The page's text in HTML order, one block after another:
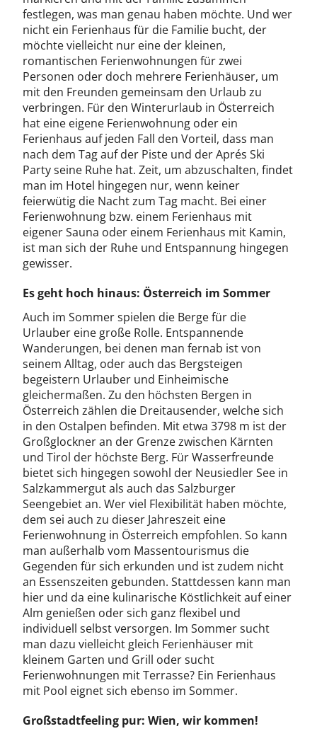
festlegen, was man genau haben möchte. Und wer
nicht ein Ferienhaus für die Familie bucht, der
möchte vielleicht nur eine der kleinen,
romantischen Ferienwohnungen für zwei
Personen oder doch mehrere Ferienhäuser, um
mit den Freunden gemeinsam den Urlaub zu
verbringen. Für den Winterurlaub in Österreich
hat eine eigene Ferienwohnung oder ein
Ferienhaus auf jeden Fall den Vorteil, dass man
nach dem Tag auf der Piste und der Aprés Ski
Party seine Ruhe hat. Zeit, um abzuschalten, findet
man im Hotel hingegen nur, wenn keiner
feierwütig die Nacht zum Tag macht. Bei einer
Ferienwohnung bzw. einem Ferienhaus mit
eigener Sauna oder einem Ferienhaus mit Kamin,
ist man sich der Ruhe und Entspannung hingegen
gewisser.
Es geht hoch hinaus: Österreich im Sommer
Auch im Sommer spielen die Berge für die
Urlauber eine große Rolle. Entspannende
Wanderungen, bei denen man fernab ist von
seinem Alltag, oder auch das Bergsteigen
begeistern Urlauber und Einheimische
gleichermaßen. Zu den höchsten Bergen in
Österreich zählen die Dreitausender, welche sich
in den Ostalpen befinden. Mit etwa 3798 m ist der
Großglockner an der Grenze zwischen Kärnten
und Tirol der höchste Berg. Für Wasserfreunde
bietet sich hingegen sowohl der Neusiedler See in
Salzkammergut als auch das Salzburger
Seengebiet an. Wer viel Flexibilität haben möchte,
dem sei auch zu dieser Jahreszeit eine
Ferienwohnung in Österreich empfohlen. So kann
man außerhalb vom Massentourismus die
Gegenden für sich erkunden und ist zudem nicht
an Essenszeiten gebunden. Stattdessen kann man
hier und da eine kulinarische Köstlichkeit auf einer
Alm genießen oder sich ganz flexibel und
individuell selbst versorgen. Im Sommer sucht
man dazu vielleicht gleich Ferienhäuser mit
kleinem Garten und Grill oder sucht
Ferienwohnungen mit Terrasse? Ein Ferienhaus
mit Pool eignet sich ebenso im Sommer.
Großstadtfeeling pur: Wien, wir kommen!